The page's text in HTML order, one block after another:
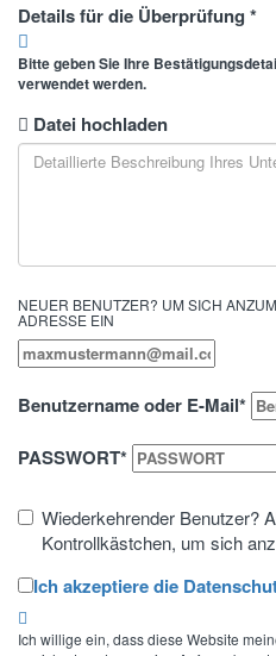
Details für die Überprüfung *
Bitte geben Sie Ihre
verwendet werden.
Datei hochladen
NEUER BENUTZER? UM SICH
ADRESSE EIN
Benutzername oder E-Mail*
PASSWORT*
Wiederkehrender Benutzer?
Kontrollkästchen, um sich
Ich akzeptiere die
Ich willige ein, dass diese Website